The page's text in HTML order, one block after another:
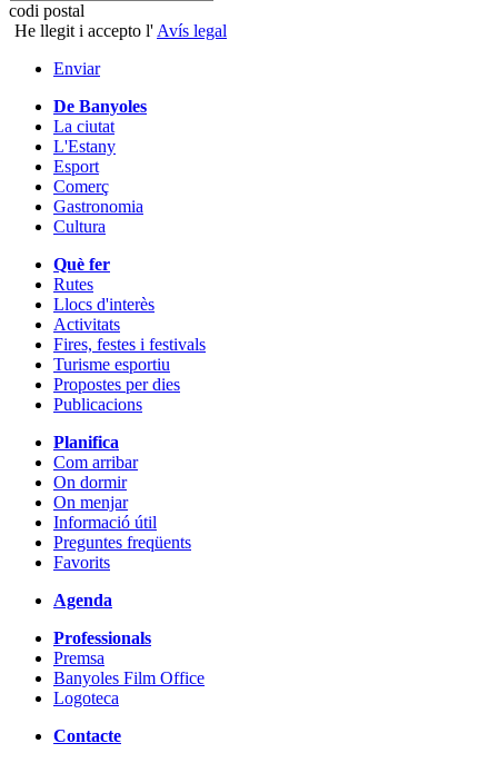
codi postal
He llegit i accepto l' Avís legal
Enviar
De Banyoles
La ciutat
L'Estany
Esport
Comerç
Gastronomia
Cultura
Què fer
Rutes
Llocs d'interès
Activitats
Fires, festes i festivals
Turisme esportiu
Propostes per dies
Publicacions
Planifica
Com arribar
On dormir
On menjar
Informació útil
Preguntes freqüents
Favorits
Agenda
Professionals
Premsa
Banyoles Film Office
Logoteca
Contacte